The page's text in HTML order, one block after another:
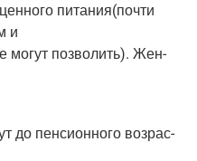
питания(почти
и
могут поз­во­лить). Жен­
до пен­си­он­но­го воз­рас­